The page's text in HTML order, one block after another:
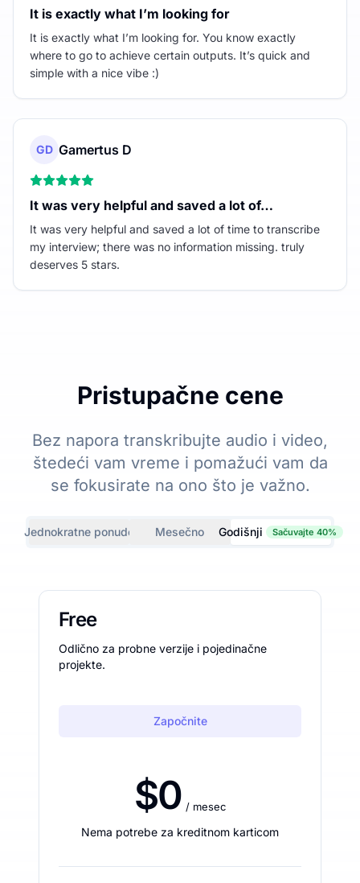
It is exactly what I’m looking for
It is exactly what I’m looking for. You know exactly
where to go to achieve certain outputs. It’s quick and
simple with a nice vibe :)
GD Gamertus D
It was very helpful and saved a lot of…
It was very helpful and saved a lot of time to transcribe
my interview; there was no information missing. truly
deserves 5 stars.
Pristupačne cene
Bez napora transkribujte audio i video,
štedeći vam vreme i pomažući vam da
se fokusirate na ono što je važno.
Jednokratne ponude Mesečno Godišnji Sačuvajte 40%
Free
Odlično za probne verzije i pojedinačne
projekte.
Započnite
$0 / mesec
Nema potrebe za kreditnom karticom